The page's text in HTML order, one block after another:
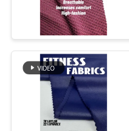
कारखाना
भ्रमण
गुणवत्ता
नियंत्रण
फैब्रिक